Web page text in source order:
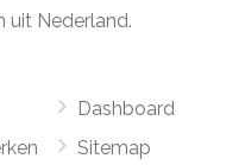
uit Nederland.
Dashboard
Sitemap